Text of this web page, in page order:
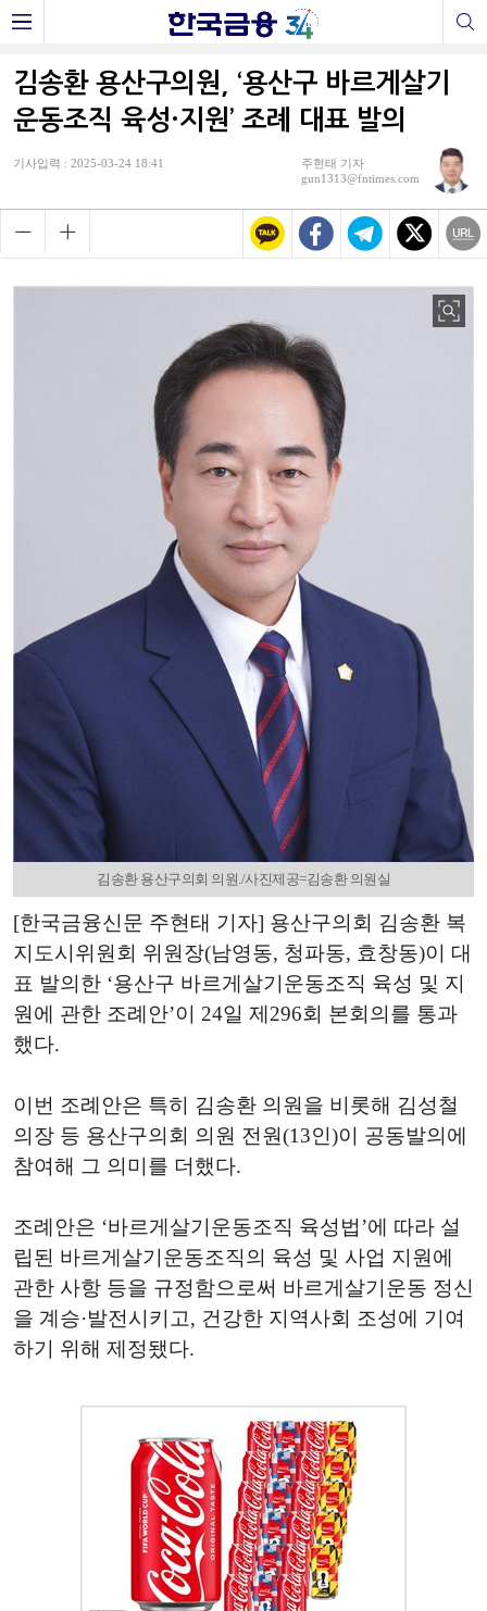
김송환 용산구의원, ‘용산구 바르게살기
운동조직 육성·지원’ 조례 대표 발의
기사입력 : 2025-03-24 18:41
주현태 기자
gun1313@fntimes.com
김송환 용산구의회 의원./사진제공=김송환 의원실
[한국금융신문 주현태 기자] 용산구의회 김송환 복
지도시위원회 위원장(남영동, 청파동, 효창동)이 대
표 발의한 ‘용산구 바르게살기운동조직 육성 및 지
원에 관한 조례안’이 24일 제296회 본회의를 통과
했다.
이번 조례안은 특히 김송환 의원을 비롯해 김성철
의장 등 용산구의회 의원 전원(13인)이 공동발의에
참여해 그 의미를 더했다.
조례안은 ‘바르게살기운동조직 육성법’에 따라 설
립된 바르게살기운동조직의 육성 및 사업 지원에
관한 사항 등을 규정함으로써 바르게살기운동 정신
을 계승·발전시키고, 건강한 지역사회 조성에 기여
하기 위해 제정됐다.